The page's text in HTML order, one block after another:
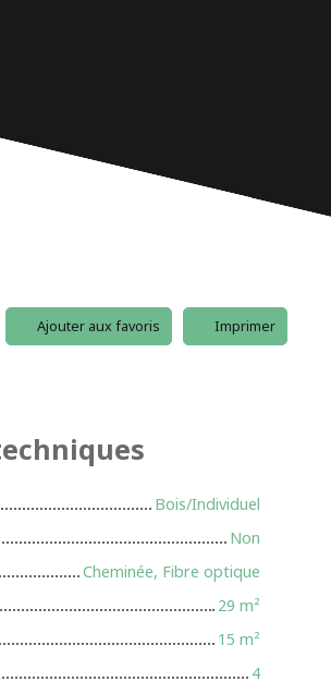
Ajouter aux favoris Imprimer
Bois/Individuel
Non
Cheminée, Fibre optique
29 m²
15 m²
4